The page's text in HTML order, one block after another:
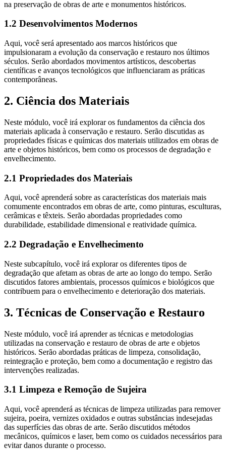
na preservação de obras de arte e monumentos históricos.
1.2 Desenvolvimentos Modernos
Aqui, você será apresentado aos marcos históricos que
impulsionaram a evolução da conservação e restauro nos últimos
séculos. Serão abordados movimentos artísticos, descobertas
científicas e avanços tecnológicos que influenciaram as práticas
contemporâneas.
2. Ciência dos Materiais
Neste módulo, você irá explorar os fundamentos da ciência dos
materiais aplicada à conservação e restauro. Serão discutidas as
propriedades físicas e químicas dos materiais utilizados em obras de
arte e objetos históricos, bem como os processos de degradação e
envelhecimento.
2.1 Propriedades dos Materiais
Aqui, você aprenderá sobre as características dos materiais mais
comumente encontrados em obras de arte, como pinturas, esculturas,
cerâmicas e têxteis. Serão abordadas propriedades como
durabilidade, estabilidade dimensional e reatividade química.
2.2 Degradação e Envelhecimento
Neste subcapítulo, você irá explorar os diferentes tipos de
degradação que afetam as obras de arte ao longo do tempo. Serão
discutidos fatores ambientais, processos químicos e biológicos que
contribuem para o envelhecimento e deterioração dos materiais.
3. Técnicas de Conservação e Restauro
Neste módulo, você irá aprender as técnicas e metodologias
utilizadas na conservação e restauro de obras de arte e objetos
históricos. Serão abordadas práticas de limpeza, consolidação,
reintegração e proteção, bem como a documentação e registro das
intervenções realizadas.
3.1 Limpeza e Remoção de Sujeira
Aqui, você aprenderá as técnicas de limpeza utilizadas para remover
sujeira, poeira, vernizes oxidados e outras substâncias indesejadas
das superfícies das obras de arte. Serão discutidos métodos
mecânicos, químicos e laser, bem como os cuidados necessários para
evitar danos durante o processo.